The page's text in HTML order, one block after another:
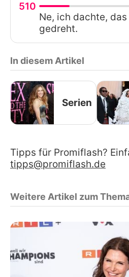
510
Ne, ich dachte,
gedreht.
In diesem Artikel
Serien
Tipps für Promiflash?
tipps@promiflash.de
Weitere Artikel zum